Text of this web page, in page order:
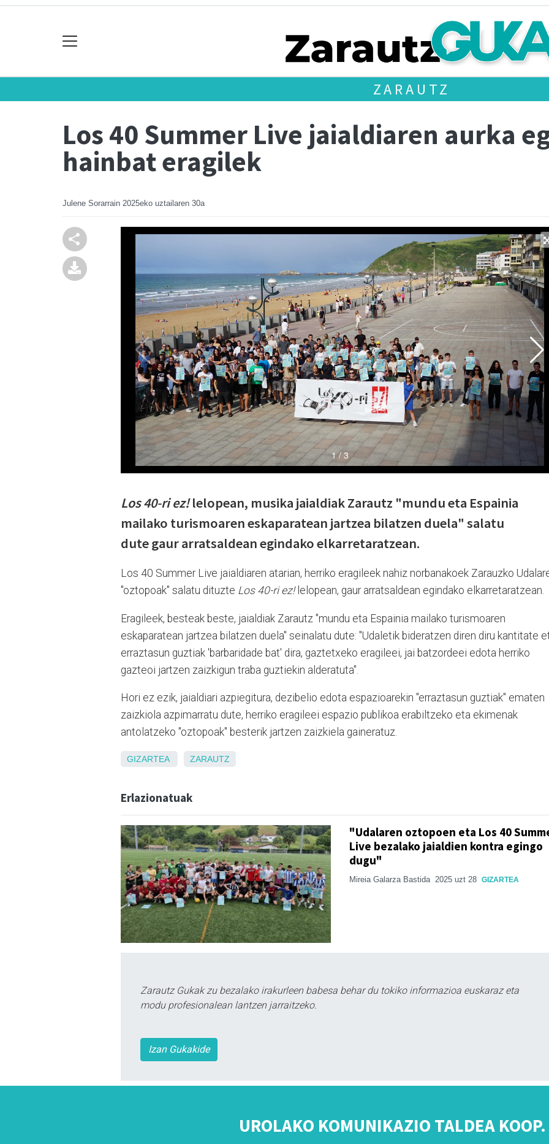
ZARAUTZ
Los 40 Summer Live jaialdiaren aurka
hainbat eragilek
Julene Sorarrain 2025eko uztailaren 30a
Los 40-ri ez!lelopean, musika jaialdiak Zarautz "mundu eta Espainia
mailako turismoaren eskaparatean jartzea bilatzen duela" salatu
dute gaur arratsaldean egindako elkarretaratzean.
Los 40 Summer Live jaialdiaren atarian, herriko eragileek nahiz norbanakoek Zarauzko
"oztopoak" salatu dituzte Los 40-ri ez! lelopean, gaur arratsaldean egindako elkarretaratzean.
Eragileek, besteak beste, jaialdiak Zarautz "mundu eta Espainia mailako turismoaren
eskaparatean jartzea bilatzen duela" seinalatu dute: "Udaletik bideratzen diren diru kantitate
erraztasun guztiak 'barbaridade bat' dira, gaztetxeko eragileei, jai batzordeei edota herriko
gazteoi jartzen zaizkigun traba guztiekin alderatuta".
Hori ez ezik, jaialdiari azpiegitura, dezibelio edota espazioarekin "erraztasun guztiak" ematen
zaizkiola azpimarratu dute, herriko eragileei espazio publikoa erabiltzeko eta ekimenak
antolatzeko "oztopoak" besterik jartzen zaizkiela gaineratuz.
GIZARTEA ZARAUTZ
Erlazionatuak
"Udalaren oztopoen eta Los 40
Live bezalako jaialdien kontra egingo
dugu"
Mireia Galarza Bastida 2025 uzt 28 GIZARTEA
Zarautz Gukak zu bezalako irakurleen babesa behar du tokiko informazioa euskaraz eta
modu profesionalean lantzen jarraitzeko.
Izan Gukakide
UROLAKO KOMUNIKAZIO TALDEA